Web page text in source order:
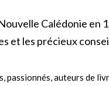
Calédonie en
et les précieux
passionnés, auteurs de